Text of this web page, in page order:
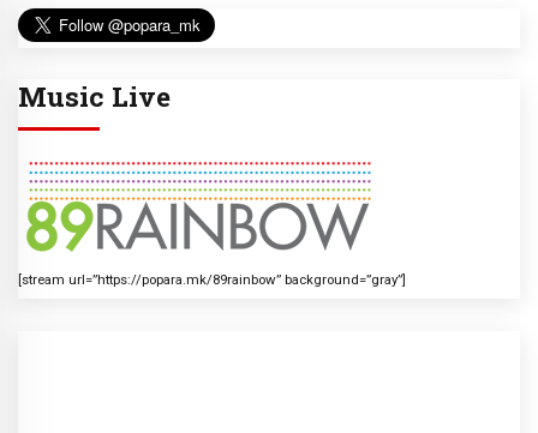
Music Live
[stream url=”https://popara.mk/89rainbow” background=”gray”]